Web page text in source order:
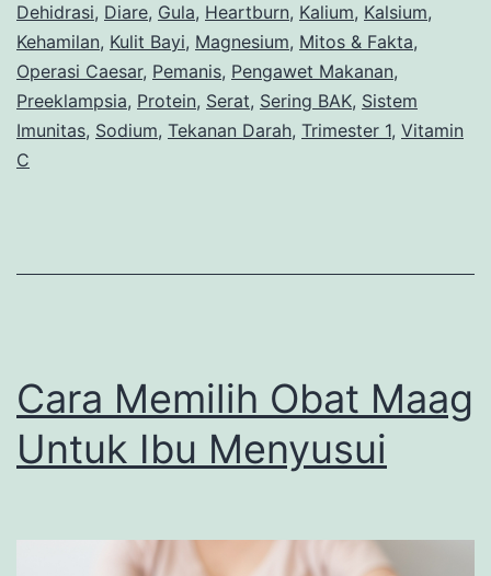
Ibu
Hamil
Dehidrasi, Diare, Gula, Heartburn, Kalium, Kalsium,
Kehamilan, Kulit Bayi, Magnesium, Mitos & Fakta,
Operasi Caesar, Pemanis, Pengawet Makanan,
Preeklampsia, Protein, Serat, Sering BAK, Sistem
Imunitas, Sodium, Tekanan Darah, Trimester 1, Vitamin
C
Cara Memilih Obat Maag
Untuk Ibu Menyusui